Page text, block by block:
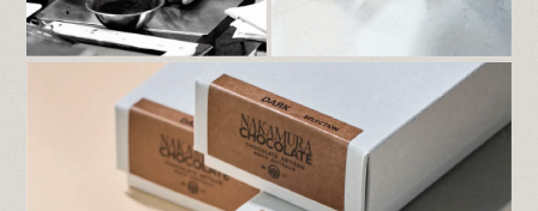
2024.12.28
【オンラインショップ バレンタインご予約
開始のお知らせ】
日頃よりNakamura Chocolateをご愛顧いた
だき誠にありがとうございます。
オンラインショップにてバレンタインのご予
約を開始いたします。
ご予約期間は本日～2月7日（金）23：59ま
でとなります。
ぜひ、ご利用ください。